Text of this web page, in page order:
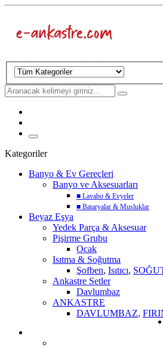
Kategoriler
Banyo & Ev Gereçleri
Banyo ve Aksesuarları
■ Lavabo & Evyeler
■ Bataryalar & Musluklar
Beyaz Eşya
Yedek Parça & Aksesuar
Pişirme Grubu
Ocak
Isıtma & Soğutma
Şofben, Isıtıcı,
Ankastre Setler
Davlumbaz
ANKASTRE
DAVLUMBAZ,